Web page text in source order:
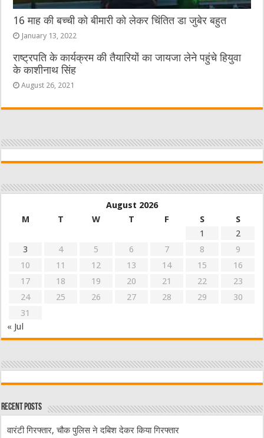
16 माह की बच्ची को बीमारी को लेकर चिंतित डा जुबेर बहुत
January 13, 2022
राष्ट्रपति के कार्यक्रम की तैयारियों का जायजा लेने पहुंचे हियुवा
के काशीनाथ सिंह
August 26, 2021
August 2026
M
T W T F S
S
1
2
3
4 5 6 7 8
9
10
11 12 13 14 15
16
17
18 19 20 21 22
23
24
25 26 27 28 29
30
31
« Jul
Recent Posts
वारंटी गिरफ्तार, चौक पुलिस ने दबिश देकर किया गिरफ्तार